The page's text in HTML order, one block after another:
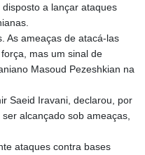
a lançar ataques
As ameaças de atacá-las
mas um sinal de
Masoud Pezeshkian na
Saeid Iravani, declarou, por
alcançado sob ameaças,
ataques contra bases